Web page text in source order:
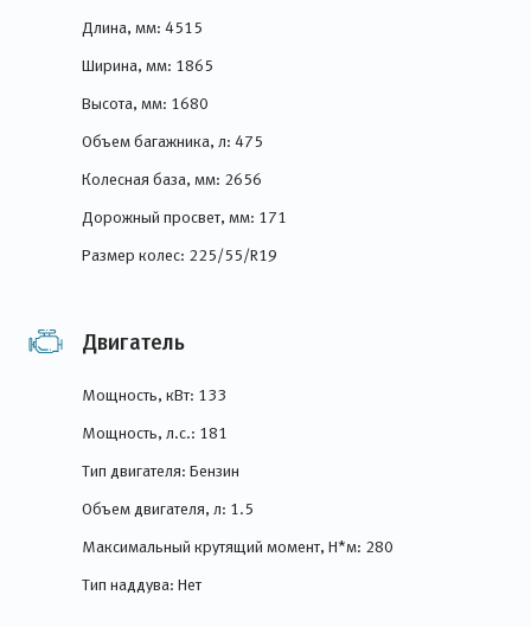
Длина, мм: 4515
Ширина, мм: 1865
Высота, мм: 1680
Объем багажника, л: 475
Колесная база, мм: 2656
Дорожный просвет, мм: 171
Размер колес: 225/55/R19
Двигатель
Мощность, кВт: 133
Мощность, л.с.: 181
Тип двигателя: Бензин
Объем двигателя, л: 1.5
Максимальный крутящий момент, Н*м: 280
Тип наддува: Нет